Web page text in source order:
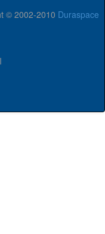
© 2002-2010 Duraspace